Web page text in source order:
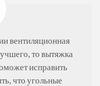
вентиляционная
то вытяжка
исправить
что угольные